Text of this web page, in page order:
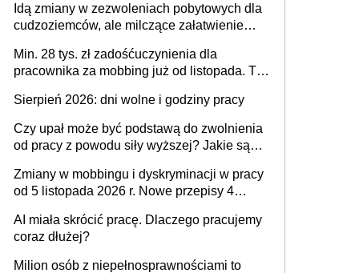
Idą zmiany w zezwoleniach pobytowych dla
cudzoziemców, ale milczące załatwienie
Min. 28 tys. zł zadośćuczynienia dla
pracownika za mobbing już od listopada. To
zespołu
Sierpień 2026: dni wolne i godziny pracy
Czy upał może być podstawą do zwolnienia
od pracy z powodu siły wyższej? Jakie są
Zmiany w mobbingu i dyskryminacji w pracy
od 5 listopada 2026 r. Nowe przepisy 4
Ustaw
AI miała skrócić pracę. Dlaczego pracujemy
coraz dłużej?
Milion osób z niepełnosprawnościami to